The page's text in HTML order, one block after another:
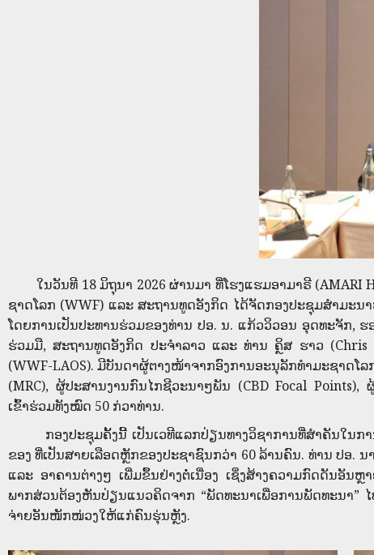
ໃນວັນທີ 18 ມິຖຸນາ 2026 ຜ່ານມາ ທີ່ໂຮງແຮມອາມາຣີ (AMARI
ຊາດໂລກ (WWF) ແລະ ສະຖານທູດອັງກິດ ໄດ້ຈັດກອງປະຊຸມສໍາມະ
ໂດຍການເປັນປະທານຮ່ວມຂອງທ່ານ ປອ. ນ. ແກ້ວວິວອນ ອຸດທະຈັກ,
ຮ່ວມມື, ສະຖານທູດອັງກິດ ປະຈຳລາວ ແລະ ທ່ານ ຄຼິສ ຮາວ (Chris
(WWF-LAOS). ມີບັນດາຜູ້ຕາງໜ້າຈາກອົງການອະນຸລັກທໍາມະຊາດ
(MRC), ຜູ້ປະສານງານກົນໄກຊີວະນາໆພັນ (CBD Focal
ເຂົ້າຮ່ວມທັງໝົດ 50 ກ່ວາທ່ານ.
ກອງປະຊຸມຄັ້ງນີ້ ເປັນເວທີແລກປ່ຽນທາງວິຊາການທີ່ສໍາຄັນໃນກາ
ຂອງ ທີ່ເປັນສາຍເລືອດຫຼັກຂອງປະຊາຊົນກວ່າ 60 ລ້ານຄົນ. ທ່ານ ປອ.
ແລະ ອາຄານຕ່າງໆ ເພີ່ມຂຶ້ນຢ່າງຕໍ່ເນື່ອງ ເຊິ່ງສ້າງຄວາມກົດດັນອັ
ພາກສ່ວນຕ້ອງຫັນປ່ຽນແນວຄິດຈາກ “ພັດທະນາເພື່ອການພັດທະນາ”
ຈ່າຍອັນໜັກໜ່ວງໃຫ້ແກ່ຄົນຮຸ່ນຫຼັງ.